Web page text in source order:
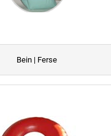
Bein | Ferse